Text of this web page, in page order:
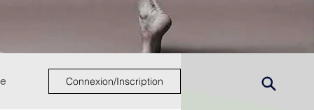
Connexion/Inscription